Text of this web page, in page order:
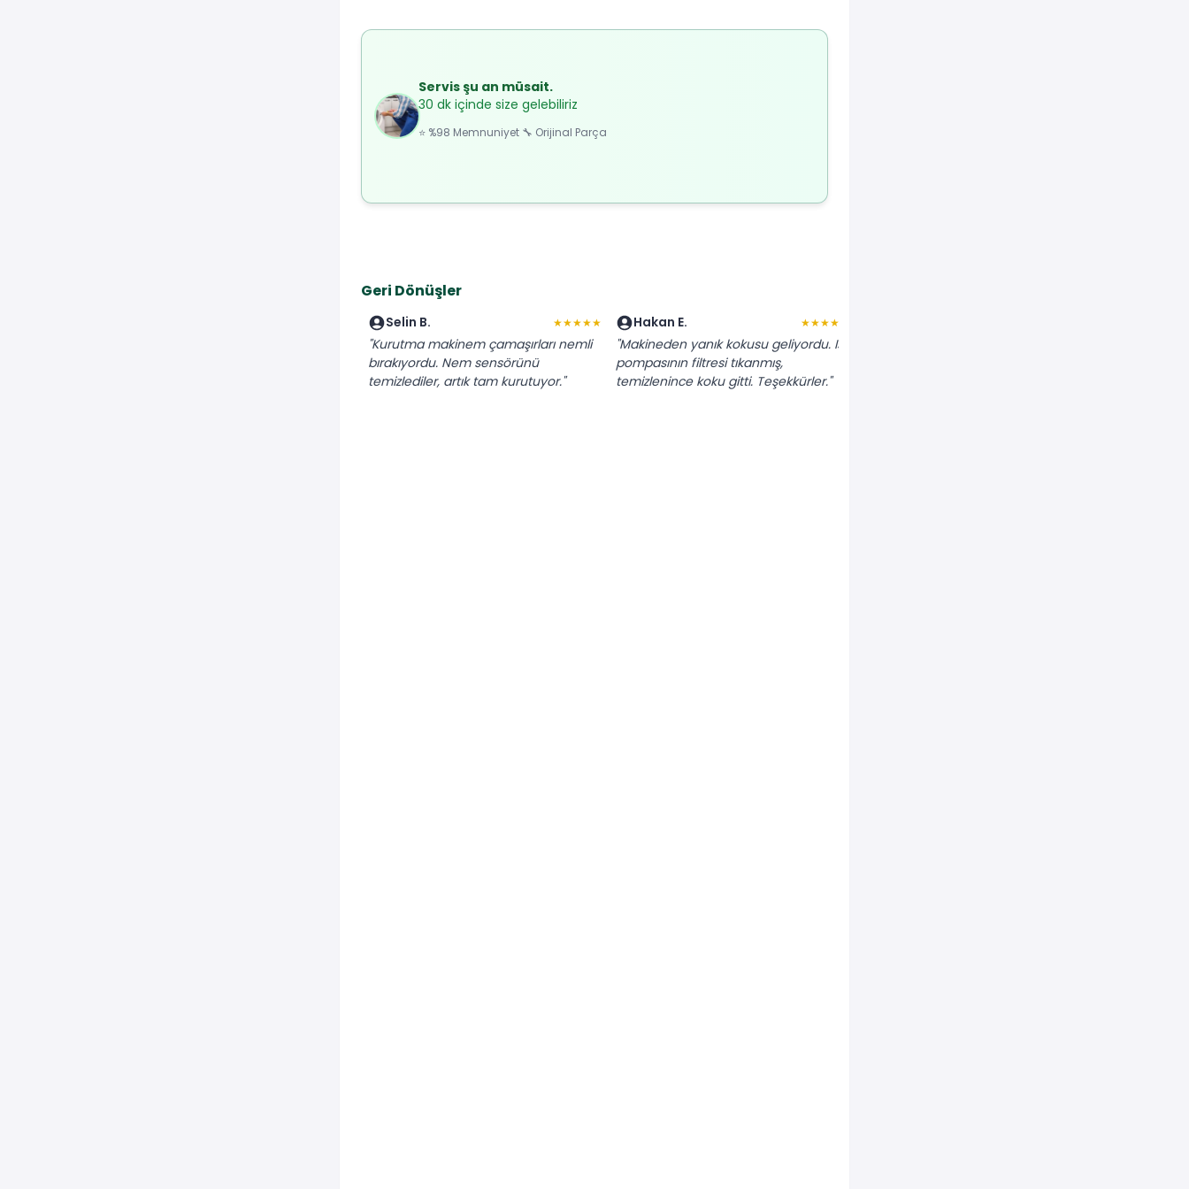
Servis şu an müsait.
30 dk içinde size gelebiliriz
⭐ %98 Memnuniyet 🔧 Orijinal Parça
Geri Dönüşler
Selin B. ★★★★★
"Kurutma makinem çamaşırları nemli
bırakıyordu. Nem sensörünü
temizlediler, artık tam kurutuyor."
Hakan E. ★★★★★
"Makineden yanık kokusu geliyordu. Isı
pompasının filtresi tıkanmış,
temizlenince koku gitti. Teşekkürler."